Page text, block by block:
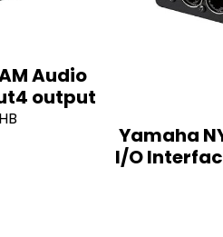
Audio
output
Yamaha
I/O